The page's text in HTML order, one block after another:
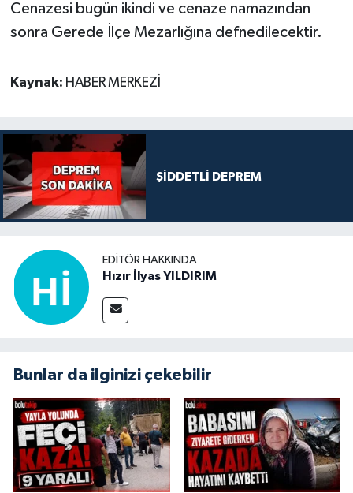
Cenazesi bugün ikindi ve cenaze namazından
sonra Gerede İlçe Mezarlığına defnedilecektir.
Kaynak: HABER MERKEZİ
ŞİDDETLİ DEPREM
EDITÖR HAKKINDA
Hızır İlyas YILDIRIM
Bunlar da ilginizi çekebilir